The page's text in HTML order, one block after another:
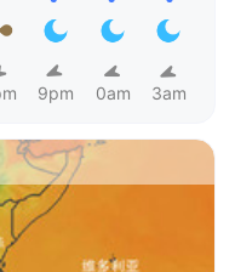
9pm 0am 3am